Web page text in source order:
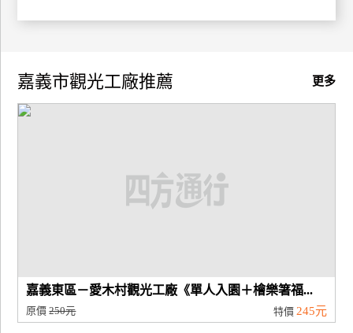
商
合
作
商
品
宣
更多
嘉義市觀光工廠推薦
嘉義東區－愛木村觀光工廠《單人入園＋檜樂箸福...
原價250元 特價 245元